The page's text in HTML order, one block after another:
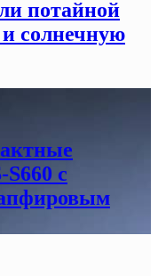
потайной
солнечную
с